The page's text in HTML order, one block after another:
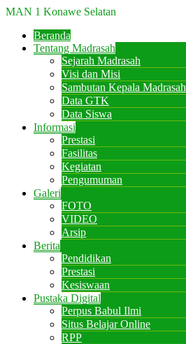
MAN 1 Konawe Selatan
Beranda
Tentang Madrasah
Sejarah Madrasah
Visi dan Misi
Sambutan Kepala Madrasah
Data GTK
Data Siswa
Informasi
Prestasi
Fasilitas
Kegiatan
Pengumuman
Galeri
FOTO
VIDEO
Arsip
Berita
Pendidikan
Prestasi
Kesiswaan
Pustaka Digital
Perpus Babul Ilmi
Situs Belajar Online
RPP